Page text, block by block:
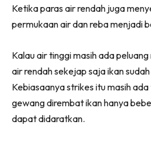
Ketika paras air rendah juga
permukaan air dan reba menjadi
Kalau air tinggi masih ada
air rendah sekejap saja ikan
Kebiasaanya strikes itu masih
gewang dirembat ikan hanya
dapat didaratkan.